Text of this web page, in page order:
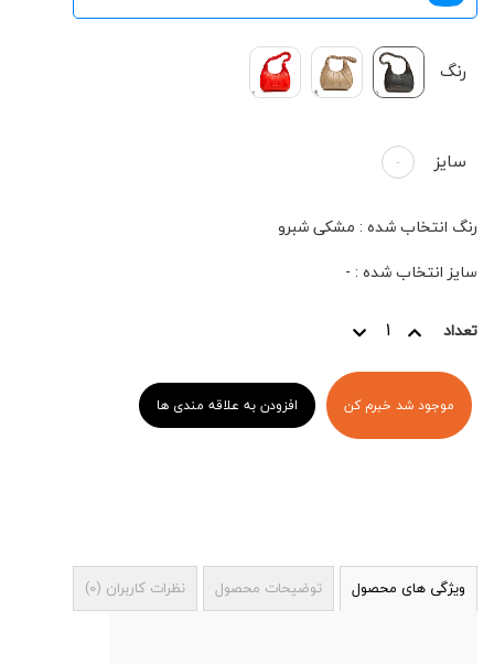
رنگ
سایز -
رنگ انتخاب شده : مشکی شبرو
سایز انتخاب شده :
-
تعداد
موجود شد خبرم کن افزودن به علاقه مندی ها
ویژگی های محصول توضیحات محصول نظرات کاربران (
0
)